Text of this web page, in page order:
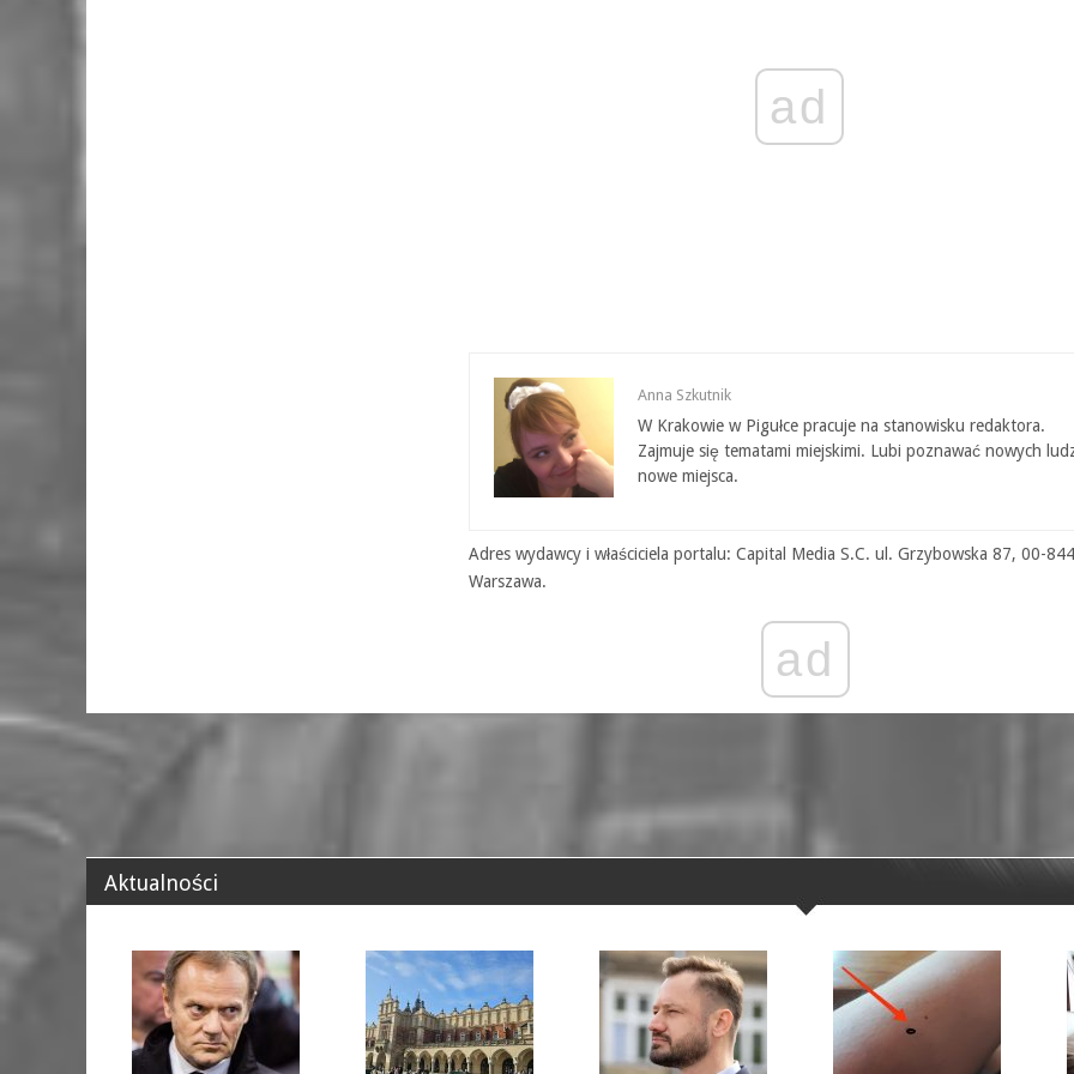
ad
Anna Szkutnik
W Krakowie w Pigułce pracuje na stanowisku redaktora.
Zajmuje się tematami miejskimi. Lubi poznawać nowych
nowe miejsca.
Adres wydawcy i właściciela portalu: Capital Media S.C. ul. Grzybowska 87, 00-844
Warszawa.
ad
Aktualności